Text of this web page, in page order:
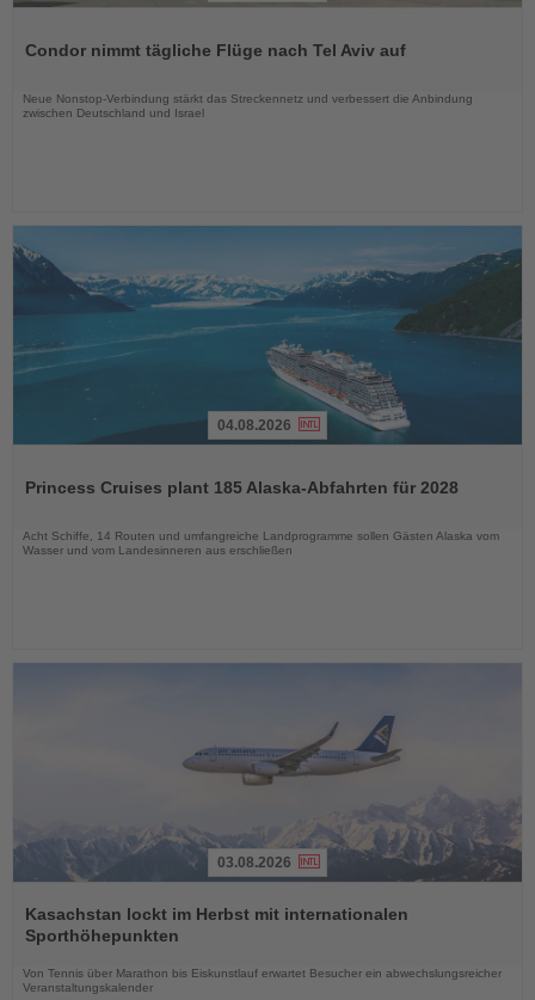
die
Condor nimmt tägliche Flüge nach Tel Aviv auf
Neue Nonstop-Verbindung stärkt das Streckennetz und verbessert die Anbindung
zwischen Deutschland und Israel
die
04.08.2026
Princess Cruises plant 185 Alaska-Abfahrten für 2028
Acht Schiffe, 14 Routen und umfangreiche Landprogramme sollen Gästen Alaska vom
Wasser und vom Landesinneren aus erschließen
Sie
die
Nachrichten
03.08.2026
Kasachstan lockt im Herbst mit internationalen
Sporthöhepunkten
Von Tennis über Marathon bis Eiskunstlauf erwartet Besucher ein abwechslungsreicher
Veranstaltungskalender